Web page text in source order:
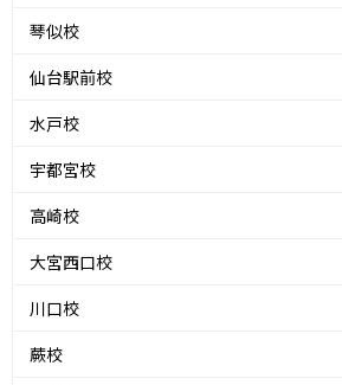
琴似校
仙台駅前校
水戸校
宇都宮校
高崎校
大宮西口校
川口校
蕨校